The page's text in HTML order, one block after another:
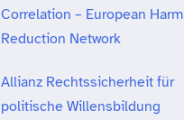
Correlation – European Harm
Reduction Network
Allianz Rechtssicherheit für
politische Willensbildung